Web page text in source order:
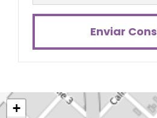
Enviar
+